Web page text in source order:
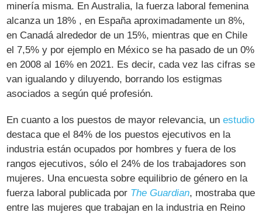
minería misma. En Australia, la fuerza laboral femenina
alcanza un 18% , en España aproximadamente un 8%,
en Canadá alrededor de un 15%, mientras que en Chile
el 7,5% y por ejemplo en México se ha pasado de un 0%
en 2008 al 16% en 2021. Es decir, cada vez las cifras se
van igualando y diluyendo, borrando los estigmas
asociados a según qué profesión.
En cuanto a los puestos de mayor relevancia, unestudio
destaca que el 84% de los puestos ejecutivos en la
industria están ocupados por hombres y fuera de los
rangos ejecutivos, sólo el 24% de los trabajadores son
mujeres. Una encuesta sobre equilibrio de género en la
fuerza laboral publicada por The Guardian, mostraba que
entre las mujeres que trabajan en la industria en Reino